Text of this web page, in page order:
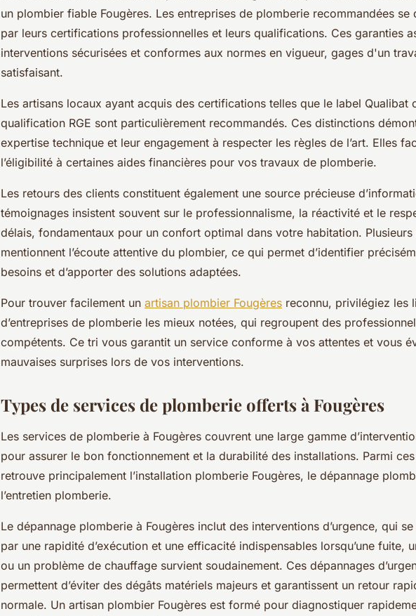
un plombier fiable Fougères. Les entreprises de plomberie recommandées se
par leurs certifications professionnelles et leurs qualifications. Ces garanties
interventions sécurisées et conformes aux normes en vigueur, gages d'un
satisfaisant.
Les artisans locaux ayant acquis des certifications telles que le label Qualibat
qualification RGE sont particulièrement recommandés. Ces distinctions
expertise technique et leur engagement à respecter les règles de l’art. Elles
l’éligibilité à certaines aides financières pour vos travaux de plomberie.
Les retours des clients constituent également une source précieuse
témoignages insistent souvent sur le professionnalisme, la réactivité et le
délais, fondamentaux pour un confort optimal dans votre habitation. Plusieurs
mentionnent l’écoute attentive du plombier, ce qui permet d’identifier
besoins et d’apporter des solutions adaptées.
Pour trouver facilement un artisan plombier Fougères reconnu, privilégiez les
d’entreprises de plomberie les mieux notées, qui regroupent des
compétents. Ce tri vous garantit un service conforme à vos attentes et vous
mauvaises surprises lors de vos interventions.
Types de services de plomberie offerts à Fougères
Les services de plomberie à Fougères couvrent une large gamme
pour assurer le bon fonctionnement et la durabilité des installations. Parmi
retrouve principalement l’installation plomberie Fougères, le dépannage
l’entretien plomberie.
Le dépannage plomberie à Fougères inclut des interventions d’urgence, qui
par une rapidité d’exécution et une efficacité indispensables lorsqu’une fuite,
ou un problème de chauffage survient soudainement. Ces dépannages
permettent d’éviter des dégâts matériels majeurs et garantissent un retour
normale. Un artisan plombier Fougères est formé pour diagnostiquer